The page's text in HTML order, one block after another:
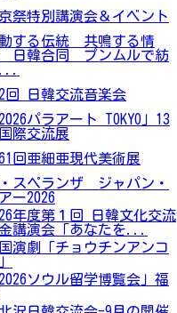
祭特別講演会＆イベント
する伝統 共鳴する情
日韓合同 プンムルで紡
回 日韓交流音楽会
2026パラアート TOKYO」13
際交流展
回亜細亜現代美術展
スペランザ ジャパン・
ー2026
年度第１回 日韓文化交流
講演会「あなたを...
演劇「チョウチンアンコ
2026ソウル留学博覧会」福